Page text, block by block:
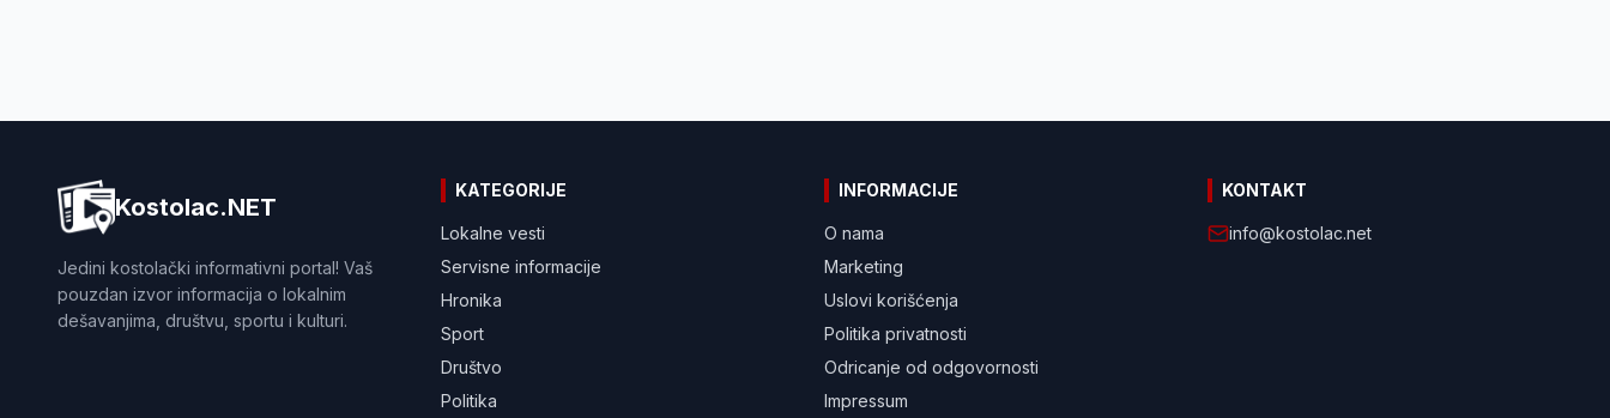
Kostolac.NET
Jedini kostolački informativni portal! Vaš
pouzdan izvor informacija o lokalnim
dešavanjima, društvu, sportu i kulturi.
KATEGORIJE
Lokalne vesti
Servisne informacije
Hronika
Sport
Društvo
Politika
INFORMACIJE
O nama
Marketing
Uslovi korišćenja
Politika privatnosti
Odricanje od odgovornosti
Impressum
KONTAKT
info@kostolac.net